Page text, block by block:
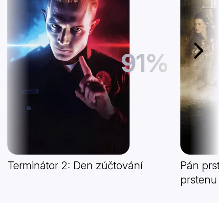
Další
91%
Terminátor 2: Den zúčtování
Pán
prstenu